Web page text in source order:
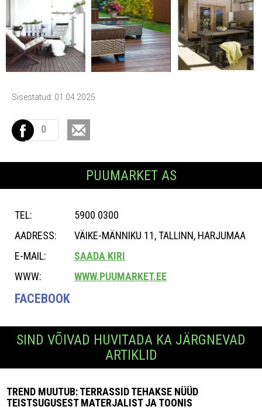
Sisestatud: 01.04.2025
0
PUUMARKET AS
TEL:
5900 0300
AADRESS:
VÄIKE-MÄNNIKU 11, TALLINN, HARJUMAA
E-MAIL:
SAADA KIRI
WWW:
WWW.PUUMARKET.EE
FACEBOOK
SIND VÕIVAD HUVITADA KA JÄRGNEVAD
ARTIKLID
TREND MUUTUB: TERRASSID TEHAKSE NÜÜD
TEISTSUGUSEST MATERJALIST JA TOONIS